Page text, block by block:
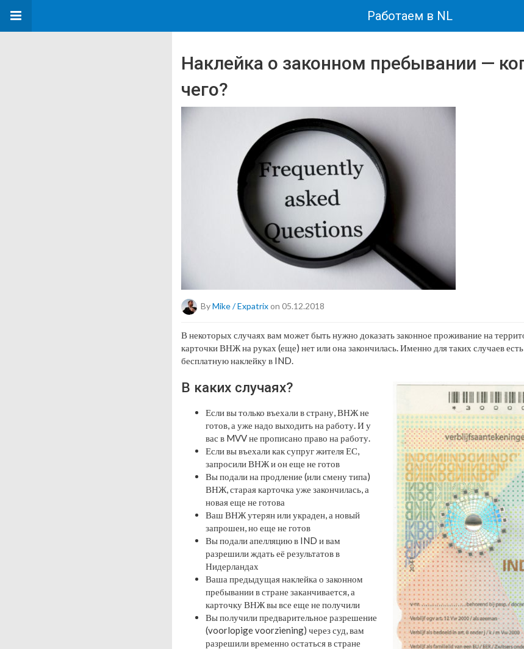
Работаем в NL
Наклейка о законном пребывании —
чего?
ByMike / Expatrixon 05.12.2018
В некоторых случаях вам может быть нужно доказать законное проживание на
карточки ВНЖ на руках (еще) нет или она закончилась. Именно для таких случаев
бесплатную наклейку в IND.
В каких случаях?
Если вы только въехали в страну, ВНЖ не
готов, а уже надо выходить на работу. И у
вас в MVV не прописано право на работу.
Если вы въехали как супруг жителя ЕС,
запросили ВНЖ и он еще не готов
Вы подали на продление (или смену типа)
ВНЖ, старая карточка уже закончилась, а
новая еще не готова
Ваш ВНЖ утерян или украден, а новый
запрошен, но еще не готов
Вы подали апелляцию в IND и вам
разрешили ждать её результатов в
Нидерландах
Ваша предыдущая наклейка о законном
пребывании в стране заканчивается, а
карточку ВНЖ вы все еще не получили
Вы получили предварительное разрешение
(voorlopige voorziening) через суд, вам
разрешили временно остаться в стране